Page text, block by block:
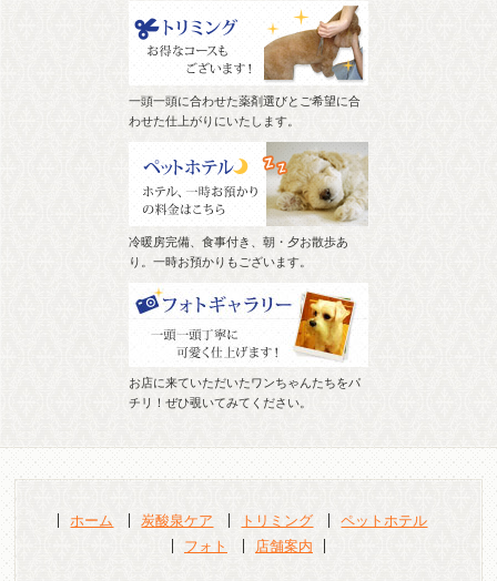
一頭一頭に合わせた薬剤選びとご希望に合
わせた仕上がりにいたします。
冷暖房完備、食事付き、朝・夕お散歩あ
り。一時お預かりもございます。
お店に来ていただいたワンちゃんたちをパ
チリ！ぜひ覗いてみてください。
ホーム 炭酸泉ケア トリミング
ペットホテル
フォト
店舗案内